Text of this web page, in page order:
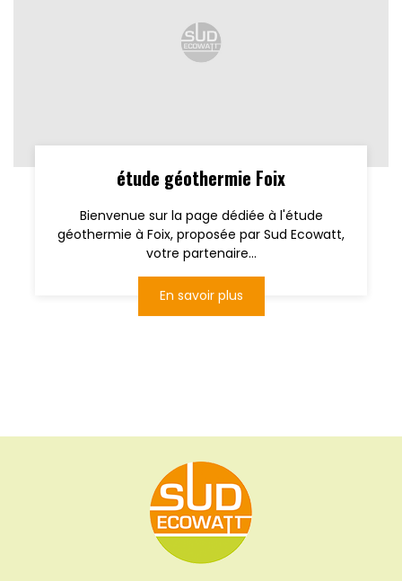
étude géothermie Foix
Bienvenue sur la page dédiée à l'étude
géothermie à Foix, proposée par Sud Ecowatt,
votre partenaire...
En savoir plus